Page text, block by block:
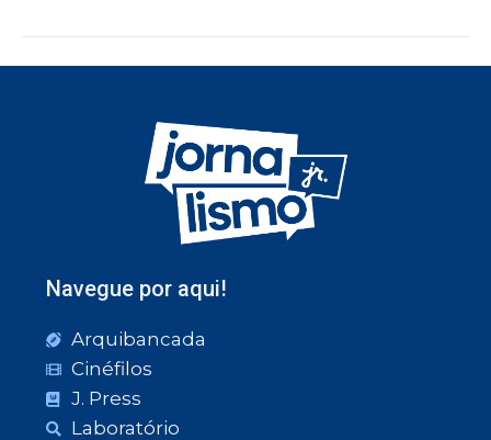
Navegue por aqui!
Arquibancada
Cinéfilos
J. Press
Laboratório